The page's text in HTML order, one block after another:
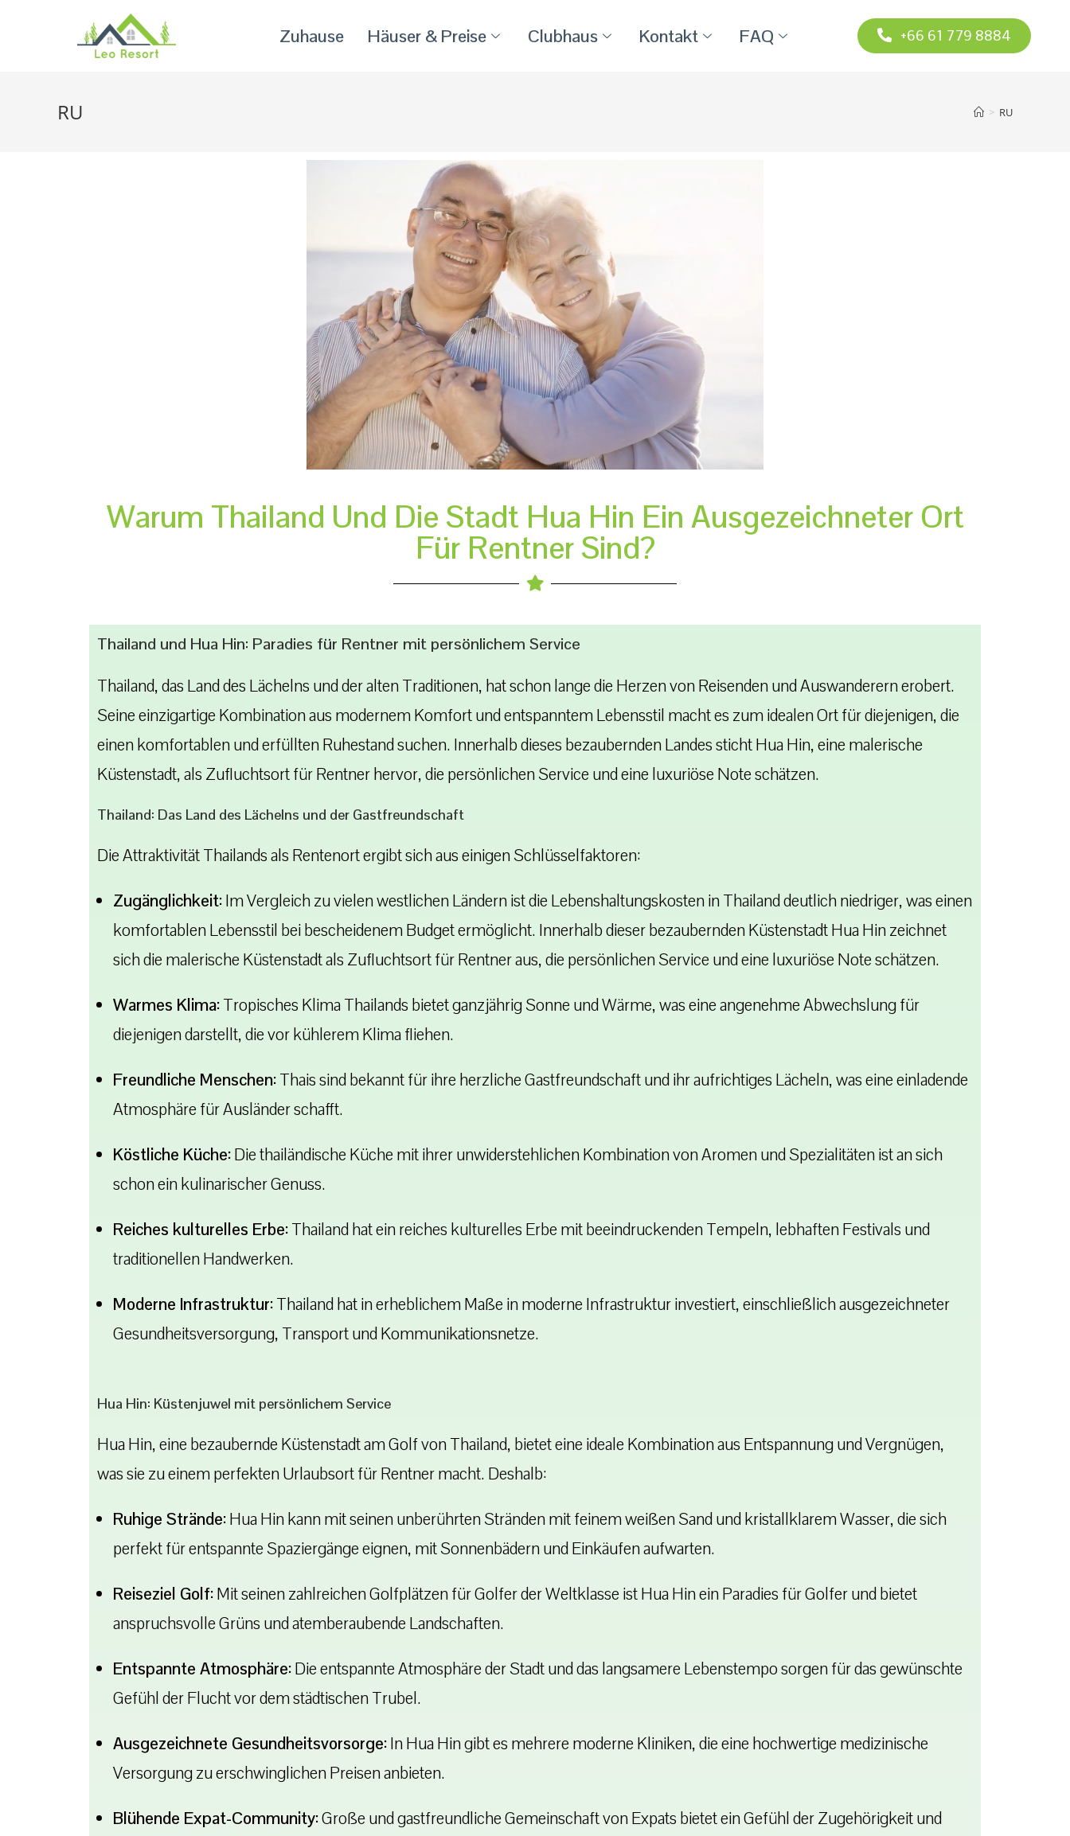
Zuhause Häuser & Preise Clubhaus Kontakt FAQ +66 61 779 8884
RU > RU
Warum Thailand Und Die Stadt Hua Hin Ein Ausgezeichneter Ort
Für Rentner Sind?
Thailand und Hua Hin: Paradies für Rentner mit persönlichem Service
Thailand, das Land des Lächelns und der alten Traditionen, hat schon lange die Herzen von Reisenden und Auswanderern erobert.
Seine einzigartige Kombination aus modernem Komfort und entspanntem Lebensstil macht es zum idealen Ort für diejenigen, die
einen komfortablen und erfüllten Ruhestand suchen. Innerhalb dieses bezaubernden Landes sticht Hua Hin, eine malerische
Küstenstadt, als Zufluchtsort für Rentner hervor, die persönlichen Service und eine luxuriöse Note schätzen.
Thailand: Das Land des Lächelns und der Gastfreundschaft
Die Attraktivität Thailands als Rentenort ergibt sich aus einigen Schlüsselfaktoren:
Zugänglichkeit:Im Vergleich zu vielen westlichen Ländern ist die Lebenshaltungskosten in Thailand deutlich niedriger, was einen
komfortablen Lebensstil bei bescheidenem Budget ermöglicht. Innerhalb dieser bezaubernden Küstenstadt Hua Hin zeichnet
sich die malerische Küstenstadt als Zufluchtsort für Rentner aus, die persönlichen Service und eine luxuriöse Note schätzen.
Warmes Klima:Tropisches Klima Thailands bietet ganzjährig Sonne und Wärme, was eine angenehme Abwechslung für
diejenigen darstellt, die vor kühlerem Klima fliehen.
Freundliche Menschen:Thais sind bekannt für ihre herzliche Gastfreundschaft und ihr aufrichtiges Lächeln, was eine einladende
Atmosphäre für Ausländer schafft.
Köstliche Küche:Die thailändische Küche mit ihrer unwiderstehlichen Kombination von Aromen und Spezialitäten ist an sich
schon ein kulinarischer Genuss.
Reiches kulturelles Erbe:Thailand hat ein reiches kulturelles Erbe mit beeindruckenden Tempeln, lebhaften Festivals und
traditionellen Handwerken.
Moderne Infrastruktur:Thailand hat in erheblichem Maße in moderne Infrastruktur investiert, einschließlich ausgezeichneter
Gesundheitsversorgung, Transport und Kommunikationsnetze.
Hua Hin: Küstenjuwel mit persönlichem Service
Hua Hin, eine bezaubernde Küstenstadt am Golf von Thailand, bietet eine ideale Kombination aus Entspannung und Vergnügen,
was sie zu einem perfekten Urlaubsort für Rentner macht. Deshalb:
Ruhige Strände:Hua Hin kann mit seinen unberührten Stränden mit feinem weißen Sand und kristallklarem Wasser, die sich
perfekt für entspannte Spaziergänge eignen, mit Sonnenbädern und Einkäufen aufwarten.
Reiseziel Golf:Mit seinen zahlreichen Golfplätzen für Golfer der Weltklasse ist Hua Hin ein Paradies für Golfer und bietet
anspruchsvolle Grüns und atemberaubende Landschaften.
Entspannte Atmosphäre:Die entspannte Atmosphäre der Stadt und das langsamere Lebenstempo sorgen für das gewünschte
Gefühl der Flucht vor dem städtischen Trubel.
Ausgezeichnete Gesundheitsvorsorge:In Hua Hin gibt es mehrere moderne Kliniken, die eine hochwertige medizinische
Versorgung zu erschwinglichen Preisen anbieten.
Blühende Expat-Community:Große und gastfreundliche Gemeinschaft von Expats bietet ein Gefühl der Zugehörigkeit und